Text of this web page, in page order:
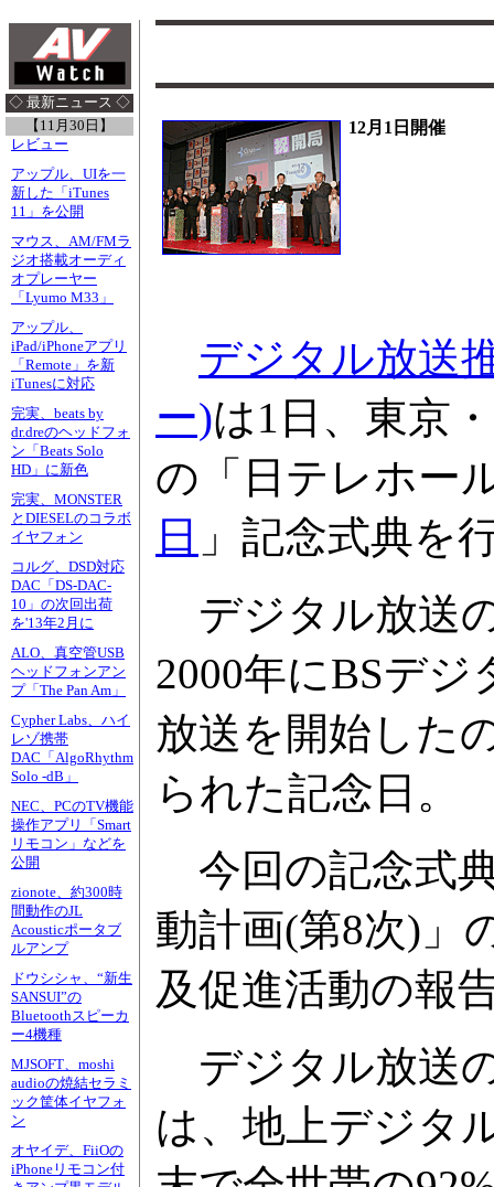
◇ 最新ニュース ◇
【11月30日】
レビュー
アップル、UIを一
新した「iTunes
11」を公開
マウス、AM/FMラ
ジオ搭載オーディ
オプレーヤー
「Lyumo M33」
アップル、
iPad/iPhoneアプリ
「Remote」を新
iTunesに対応
完実、beats by
dr.dreのヘッドフォ
ン「Beats Solo
HD」に新色
完実、MONSTER
とDIESELのコラボ
イヤフォン
コルグ、DSD対応
DAC「DS-DAC-
10」の次回出荷
を'13年2月に
ALO、真空管USB
ヘッドフォンアン
プ「The Pan Am」
Cypher Labs、ハイ
レゾ携帯
DAC「AlgoRhythm
Solo -dB」
NEC、PCのTV機能
操作アプリ「Smart
リモコン」などを
公開
zionote、約300時
間動作のJL
Acousticポータブ
ルアンプ
ドウシシャ、“新生
SANSUI”の
Bluetoothスピーカ
ー4機種
MJSOFT、moshi
audioの焼結セラミ
ック筐体イヤフォ
ン
オヤイデ、FiiOの
iPhoneリモコン付
12月1日開催
デジタル放送
ー)は1日、東京
の「日テレホー
日 」記念式典を
デジタル放送
2000年にBSデ
放送を開始した
られた記念日。
今回の記念式
動計画(第8次)」
及促進活動の報
デジタル放送
は、地上デジタ